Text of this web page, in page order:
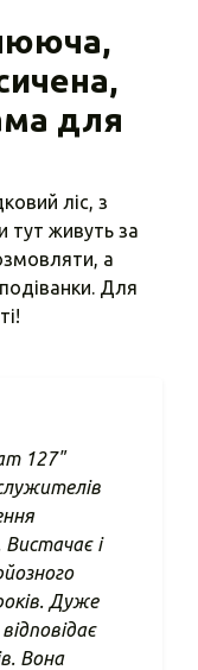
для
ліс, з
живуть за
а
Для
127"
і
Дуже
Вона